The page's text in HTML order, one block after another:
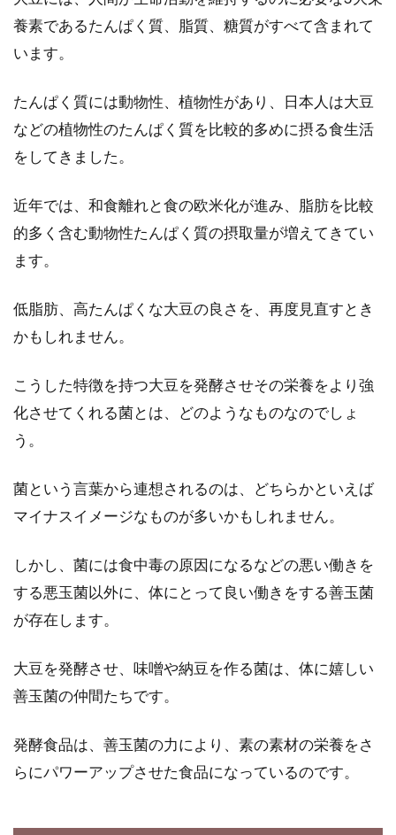
おめでたい日やお祝いごとに食べる赤飯、食卓
お米はちょっとのひと手間で美味しくなる食材
たいです...
効果を上げるレシピを紹介
が痛い時や、高齢者で飲み込む力が弱くなった
養素であるたんぱく質、脂質、糖質がすべて含まれて
います。
たんぱく質には動物性、植物性があり、日本人は大豆
などの植物性のたんぱく質を比較的多めに摂る食生活
をしてきました。
近年では、和食離れと食の欧米化が進み、脂肪を比較
的多く含む動物性たんぱく質の摂取量が増えてきてい
ます。
低脂肪、高たんぱくな大豆の良さを、再度見直すとき
かもしれません。
こうした特徴を持つ大豆を発酵させその栄養をより強
化させてくれる菌とは、どのようなものなのでしょ
う。
菌という言葉から連想されるのは、どちらかといえば
マイナスイメージなものが多いかもしれません。
しかし、菌には食中毒の原因になるなどの悪い働きを
する悪玉菌以外に、体にとって良い働きをする善玉菌
が存在します。
大豆を発酵させ、味噌や納豆を作る菌は、体に嬉しい
善玉菌の仲間たちです。
発酵食品は、善玉菌の力により、素の素材の栄養をさ
らにパワーアップさせた食品になっているのです。